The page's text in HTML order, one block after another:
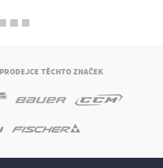
TĚCHTO ZNAČEK